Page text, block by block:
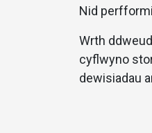
Nid
Wrth
cyflwyno
dewisiadau